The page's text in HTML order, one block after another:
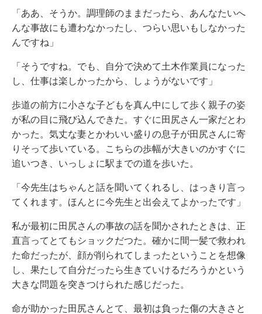
「ああ、そうか。調理師のままだったら、あんなたいへ
んな事故にも遭わなかったし、つらい思いもしなかった
んですね」
「そうですね。でも、自分で決めて土木作業員になった
し、仕事は楽しかったから、しょうがないです」
歩道の前方に小さな子どもを真ん中にして歩く親子の姿
が私の目に飛び込んできた。すぐに田尻さん一家だとわ
かった。気丈な妻とかわいい盛りの息子が田尻さんに寄
りそって歩いている。こちらの歩幅が大きいのかすぐに
追いつき、いっしょに駅までの道を歩いた。
「今先生はちゃんと話を聞いてくれるし、はっきり言っ
てくれます。ほんとに今先生と出会えてよかったです」
私が最初に田尻さんの事故の話を聞かされたときは、正
直言ってとてもショックだつた。確かに間一髪で救われ
た命だったが、顔が削られてしまったということを想像
し、果たして自分だったら生きていけるだろうかという
大きな問題を突きつけられた感じだった。
命が助かった田尻さんとて、最初は負った傷の大きさと